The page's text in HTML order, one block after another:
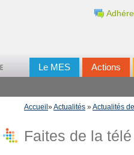
Le MES Actions
Accueil »Actualités »Actualités
Faites de la